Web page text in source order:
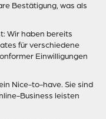
Bestätigung, was als
Wir haben bereits
für verschiedene
Einwilligungen
Nice-to-have. Sie sind
Business leisten